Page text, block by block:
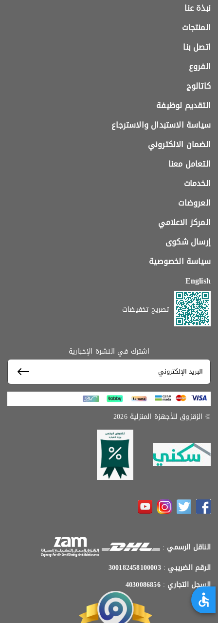
نبذة عنا
المنتجات
اتصل بنا
الفروع
كاتالوج
التقديم لوظيفة
سياسة الاستبدال والاسترجاع
الضمان الالكتروني
التعامل معنا
الخدمات
العروضات
المركز الاعلامي
إرسال شكوى
سياسة الخصوصية
English
تصريح تخفيضات
اشترك في النشرة الإخبارية
© الزقزوق للأجهزة المنزلية 2026
الناقل الرسمي:
الرقم الضريبي:
300182458100003
السجل التجاري:
4030086856